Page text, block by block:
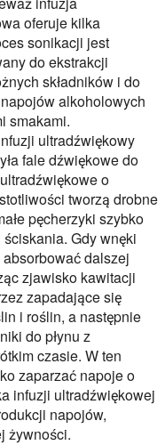
oferuje kilka
sonikacji jest
do ekstrakcji
składników i do
alkoholowych
smakami.
ultradźwiękowy
fale dźwiękowe do
o
tworzą drobne
pęcherzyki szybko
Gdy wnęki
dalszej
zjawisko kawitacji
zapadające się
i roślin, a następnie
do płynu z
czasie. W ten
zaparzać napoje o
infuzji ultradźwiękowej
napojów,
żywności.